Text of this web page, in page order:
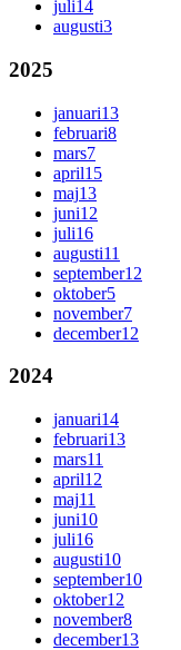
juli14
augusti3
2025
januari13
februari8
mars7
april15
maj13
juni12
juli16
augusti11
september12
oktober5
november7
december12
2024
januari14
februari13
mars11
april12
maj11
juni10
juli16
augusti10
september10
oktober12
november8
december13